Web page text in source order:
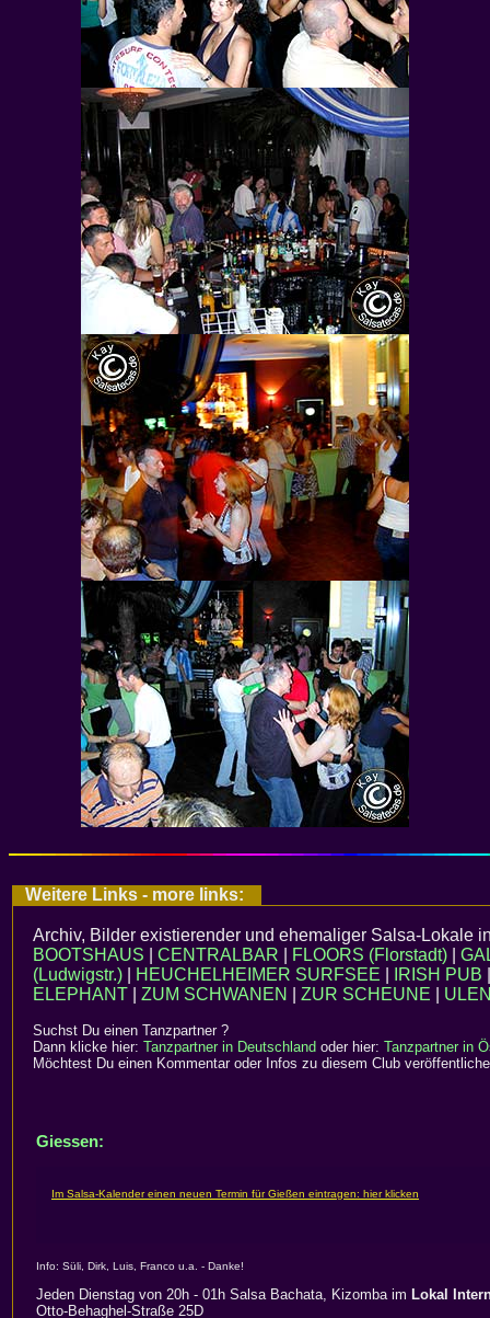
Weitere Links - more links:
Archiv, Bilder existierender und ehemaliger Salsa-Lokale
BOOTSHAUS
CENTRALBAR FLOORS (Florstadt)
(Ludwigstr.)
HEUCHELHEIMER SURFSEE IRISH PUB
ELEPHANT
ZUM SCHWANEN ZUR SCHEUNE
Suchst Du einen Tanzpartner ?
Dann klicke hier: Tanzpartner in Deutschland oder hier: Tanzpartner in
Möchtest Du einen Kommentar oder Infos zu diesem Club
Giessen:
Info: Süli, Dirk, Luis, Franco u.a. - Danke!
Jeden Dienstag von 20h - 01h Salsa Bachata, Kizomba im Lokal
Otto-Behaghel-Straße 25D